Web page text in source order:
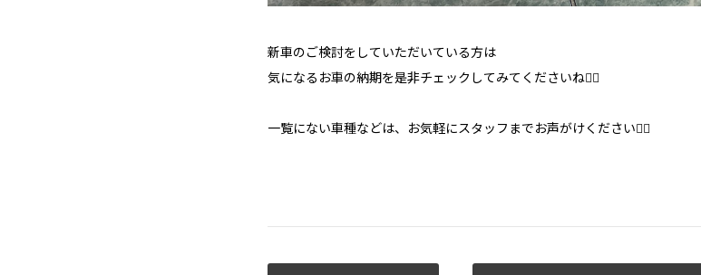
新車のご検討をしていただいている方は
気になるお車の納期を是非チェックしてみてくださいね🙆‍♀️
一覧にない車種などは、お気軽にスタッフまでお声がけください💁‍♀️